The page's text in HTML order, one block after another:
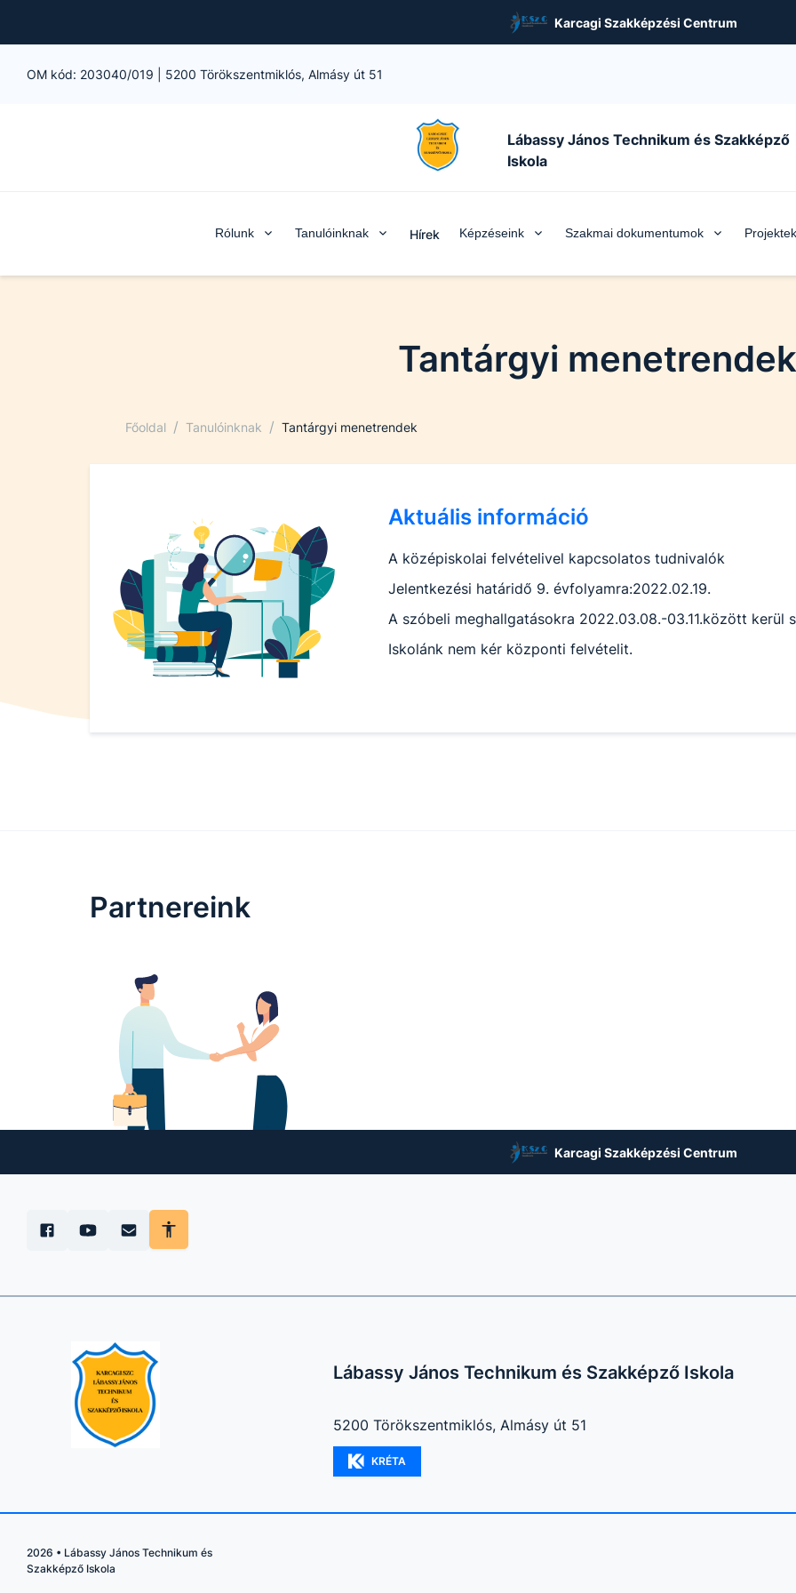
Karcagi Szakképzési Centrum
OM kód: 203040/019 5200 Törökszentmiklós, Almásy út 51
Lábassy János Technikum és Szakképző
Iskola
Rólunk Tanulóinknak Hírek Képzéseink Szakmai dokumentumok Projektek
Tantárgyi menetrendek
Főoldal / Tanulóinknak / Tantárgyi menetrendek
Aktuális információ
A középiskolai felvételivel kapcsolatos tudnivalók
Jelentkezési határidő 9. évfolyamra:2022.02.19.
A szóbeli meghallgatásokra 2022.03.08.-03.11.között kerül
Iskolánk nem kér központi felvételit.
Partnereink
Karcagi Szakképzési Centrum
Lábassy János Technikum és Szakképző Iskola
5200 Törökszentmiklós, Almásy út 51
KRÉTA
2026 • Lábassy János Technikum és
Szakképző Iskola